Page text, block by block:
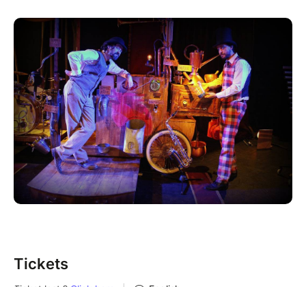
d’instruments singuliers comme l’orgue de barbarie, le
kazoo ou la guimbarde, créant une atmosphère
unique, entre conte et concert. Le duo aborde avec
fantaisie les mystères de la nuit : du sommeil profond
aux insomnies, en passant par les cauchemars et le
somnambulisme. Les enfants découvrent ainsi de
façon ludique ces petits rituels et grandes questions
qui entourent l’heure du coucher.
SPECTACLE MUSICAL, POÉTIQUE ET BURLESQUE
à partir de 3 ans
Tickets